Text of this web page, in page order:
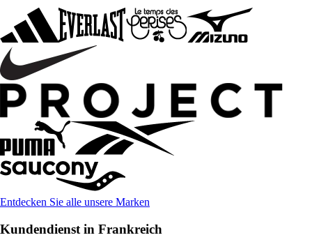
Entdecken Sie alle unsere Marken
Kundendienst in Frankreich